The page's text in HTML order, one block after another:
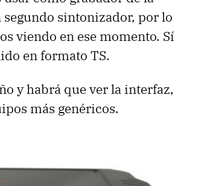
sintonizador, por lo
viendo en ese momento. Sí
en formato TS.
y habrá que ver la interfaz,
más genéricos.